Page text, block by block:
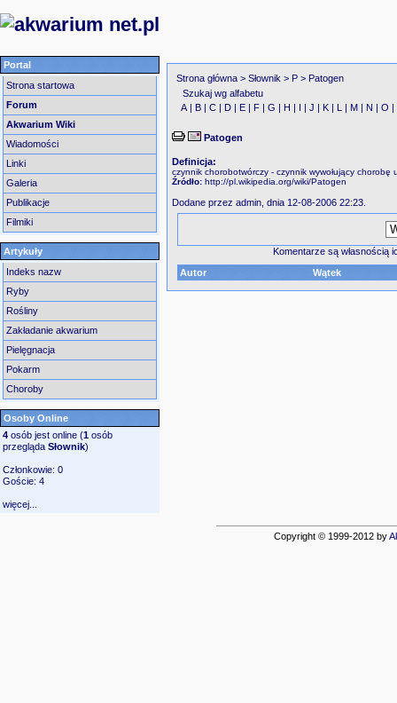
Portal
Strona startowa
Forum
Akwarium Wiki
Wiadomości
Linki
Galeria
Publikacje
Filmiki
Artykuły
Indeks nazw
Ryby
Rośliny
Zakładanie akwarium
Pielęgnacja
Pokarm
Choroby
Osoby Online
4 osób jest online (1 osób
przegląda Słownik)
Członkowie: 0
Goście: 4
więcej...
Strona główna > Słownik > P > Patogen
Szukaj wg alfabetu
A | B |C | D | E | F |G | H | I |J | K | L | M | N |O |
Patogen
Definicja:
czynnik chorobotwórczy - czynnik wywołujący chorobę
Źródło: http://pl.wikipedia.org/wiki/Patogen
Dodane przez admin , dnia 12-08-2006 22:23.
Komentarze są własnością
Autor
Wątek
Copyright © 1999-2012 by